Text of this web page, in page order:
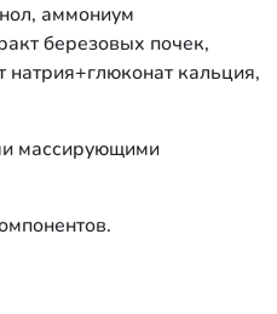
аммониум
березовых почек,
натрия+глюконат кальция,
массирующими